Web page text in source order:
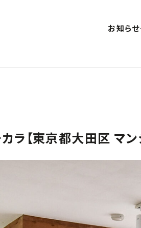
お知らせ
【東京都大田区 マン